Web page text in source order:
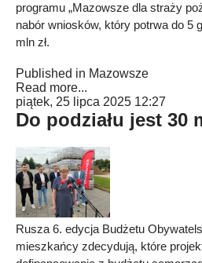
programu „Mazowsze dla straży
nabór wniosków, który potrwa do 5
mln zł.
Published in Mazowsze
Read more...
piątek, 25 lipca 2025 12:27
Do podziału jest 30
Rusza 6. edycja Budżetu
mieszkańcy zdecydują, które